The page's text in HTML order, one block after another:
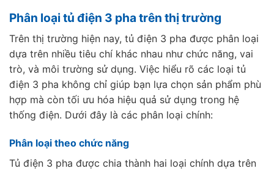
Phân loại tủ điện 3 pha trên thị trường
Trên thị trường hiện nay, tủ điện 3 pha được phân loại
dựa trên nhiều tiêu chí khác nhau như chức năng, vai
trò, và môi trường sử dụng. Việc hiểu rõ các loại tủ
điện 3 pha không chỉ giúp bạn lựa chọn sản phẩm phù
hợp mà còn tối ưu hóa hiệu quả sử dụng trong hệ
thống điện. Dưới đây là các phân loại chính:
Phân loại theo chức năng
Tủ điện 3 pha được chia thành hai loại chính dựa trên